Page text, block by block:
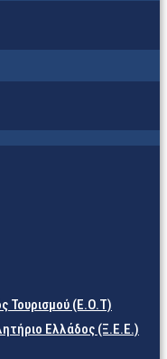
Τουρισμού (Ε.Ο.Τ)
Ελλάδος (Ξ.Ε.Ε.)